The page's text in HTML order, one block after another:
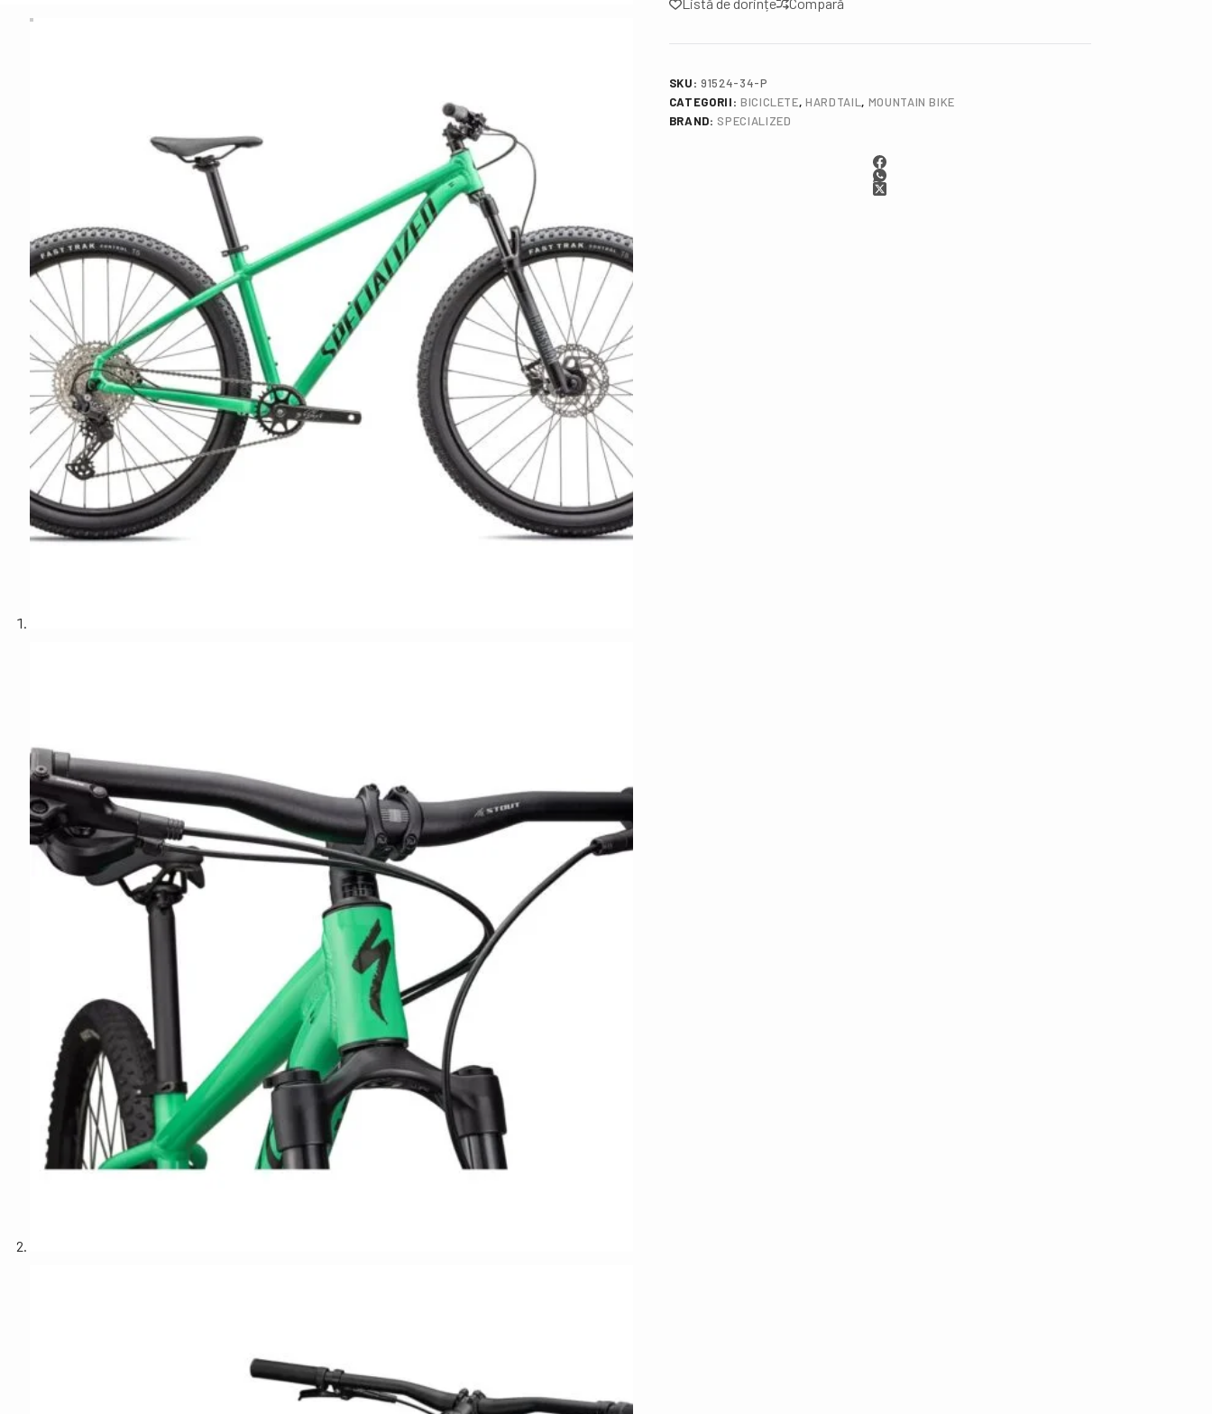
Listă de dorințe Compară
SKU:91524-34-P
CATEGORII: BICICLETE,HARDTAIL, MOUNTAIN BIKE
BRAND: SPECIALIZED